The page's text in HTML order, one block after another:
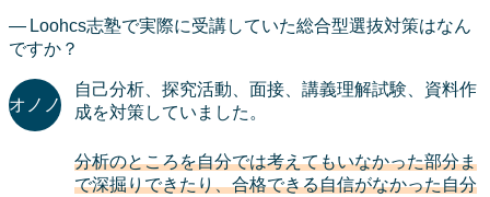
Loohcs志塾で実際に受講していた総合型選抜対策はなん
ですか？
自己分析、探究活動、面接、講義理解試験、資料作
成を対策していました。
分析のところを自分では考えてもいなかった部分ま
で深掘りできたり、合格できる自信がなかった自分